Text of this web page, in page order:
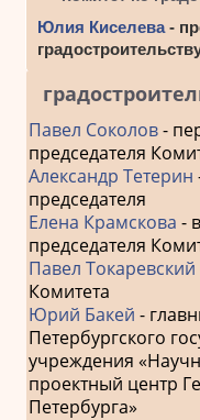
Юлия Киселева-
Павел Соколов-
председателя
Александр Тетерин
председателя
Елена Крамскова -
председателя
Павел Токаревский
Комитета
Юрий Бакей -
Петербургского
учреждения
проектный центр
Петербурга»